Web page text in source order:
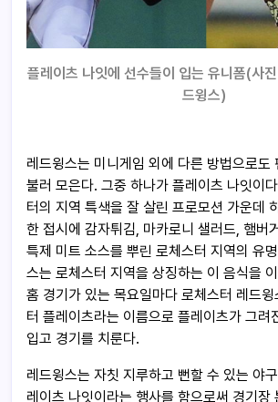
플레이츠 나잇에 선수들이 입는 유니폼(사
드윙스)
레드윙스는 미니게임 외에 다른 방법으로도
불러 모은다. 그중 하나가 플레이츠 나잇이
터의 지역 특색을 잘 살린 프로모션 가운데
한 접시에 감자튀김, 마카로니 샐러드, 햄버
특제 미트 소스를 뿌린 로체스터 지역의 유
스는 로체스터 지역을 상징하는 이 음식을
홈 경기가 있는 목요일마다 로체스터 레드
터 플레이츠라는 이름으로 플레이츠가 그려
입고 경기를 치룬다.
레드윙스는 자칫 지루하고 뻔할 수 있는 야
레이츠 나잇이라는 행사를 함으로써 경기장